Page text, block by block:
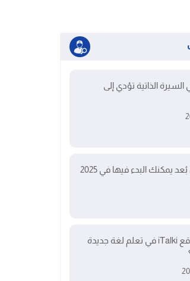
الذاتية تؤدي إلى
كيف يساعدك موقع iTalki في تعلم لغة جديدة